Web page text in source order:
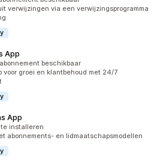
verwijzingen via een verwijzingsprogramma
App
beschikbaar
voor groei en klantbehoud met 24/7
App
installeren
abonnements- en lidmaatschapsmodellen